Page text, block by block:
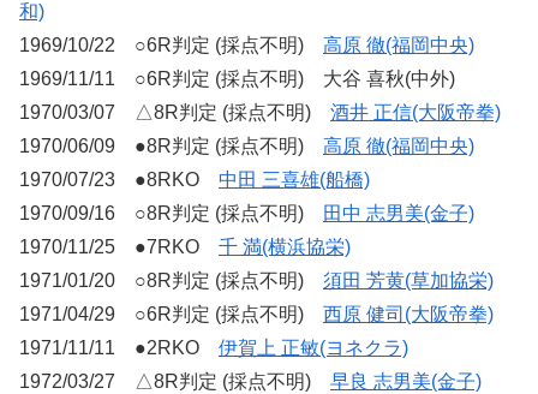
和)
1969/10/22 ○6R判定 (採点不明) 高原 徹(福岡中央)
1969/11/11 ○6R判定 (採点不明) 大谷 喜秋(中外)
1970/03/07 △8R判定 (採点不明) 酒井 正信(大阪帝拳)
1970/06/09 ●8R判定 (採点不明) 高原 徹(福岡中央)
1970/07/23 ●8RKO 中田 三喜雄(船橋)
1970/09/16 ○8R判定 (採点不明)
田中 志男美(金子)
1970/11/25 ●7RKO 千 満(横浜協栄)
1971/01/20 ○8R判定 (採点不明) 須田 芳黄(草加協栄)
1971/04/29 ○6R判定 (採点不明) 西原 健司(大阪帝拳)
1971/11/11 ●2RKO 伊賀上 正敏(ヨネクラ)
1972/03/27 △8R判定 (採点不明) 早良 志男美(金子)